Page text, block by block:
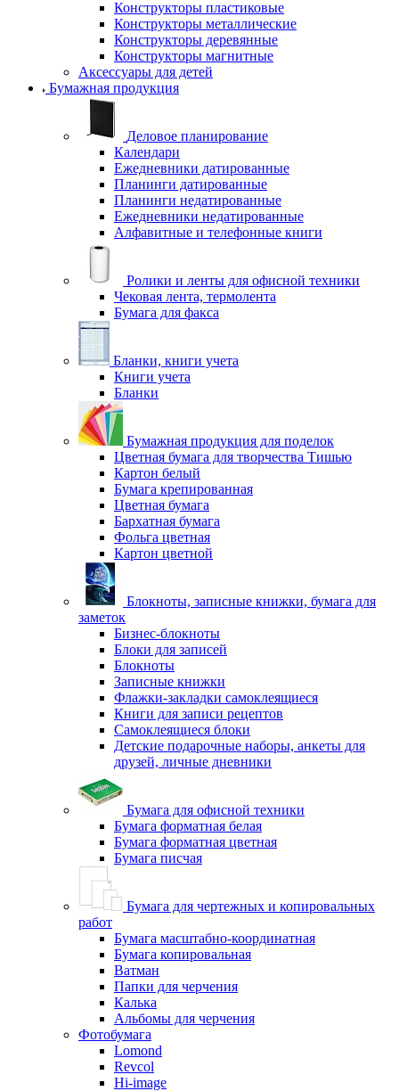
Конструкторы пластиковые
Конструкторы металлические
Конструкторы деревянные
Конструкторы магнитные
Аксессуары для детей
Бумажная продукция
Деловое планирование
Календари
Ежедневники датированные
Планинги датированные
Планинги недатированные
Ежедневники недатированные
Алфавитные и телефонные книги
Ролики и ленты для офисной техники
Чековая лента, термолента
Бумага для факса
Бланки, книги учета
Книги учета
Бланки
Бумажная продукция для поделок
Цветная бумага для творчества Тишью
Картон белый
Бумага крепированная
Цветная бумага
Бархатная бумага
Фольга цветная
Картон цветной
Блокноты, записные книжки, бумага для
заметок
Бизнес-блокноты
Блоки для записей
Блокноты
Записные книжки
Флажки-закладки самоклеящиеся
Книги для записи рецептов
Самоклеящиеся блоки
Детские подарочные наборы, анкеты для
друзей, личные дневники
Бумага для офисной техники
Бумага форматная белая
Бумага форматная цветная
Бумага писчая
Бумага для чертежных и копировальных
работ
Бумага масштабно-координатная
Бумага копировальная
Ватман
Папки для черчения
Калька
Альбомы для черчения
Фотобумага
Lomond
Revcol
Hi-image